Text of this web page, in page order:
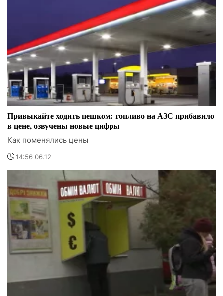
Привыкайте ходить пешком: топливо на АЗС прибавило
в цене, озвучены новые цифры
Как поменялись цены
14:56 06.12